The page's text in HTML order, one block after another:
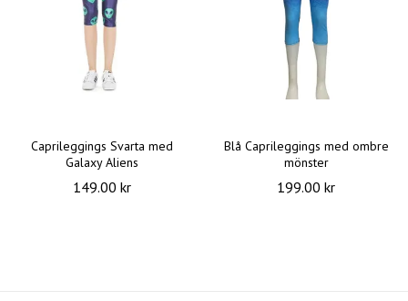
Caprileggings Svarta med
Galaxy Aliens
149.00 kr
Blå Caprileggings med ombre
mönster
199.00 kr